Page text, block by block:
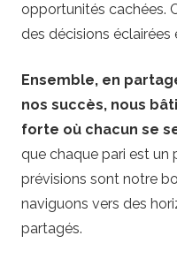
opportunités cachées.
des décisions éclairées
Ensemble, en
nos succès, nous
forte où chacun se
que chaque pari est un
prévisions sont notre
naviguons vers des
partagés.